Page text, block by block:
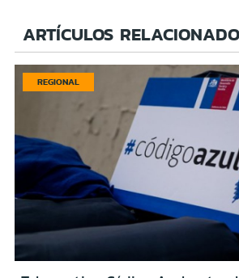
ARTÍCULOS
REGIONAL